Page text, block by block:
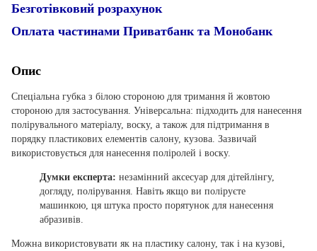
Безготівковий розрахунок
Оплата частинами Приватбанк та Монобанк
Опис
Спеціальна губка з білою стороною для тримання й жовтою
стороною для застосування. Універсальна: підходить для нанесення
полірувального матеріалу, воску, а також для підтримання в
порядку пластикових елементів салону, кузова. Зазвичай
використовується для нанесення поліролей і воску.
Думки експерта: незамінний аксесуар для дітейлінгу,
догляду, полірування. Навіть якщо ви поліруєте
машинкою, ця штука просто порятунок для нанесення
абразивів.
Можна використовувати як на пластику салону, так і на кузові,